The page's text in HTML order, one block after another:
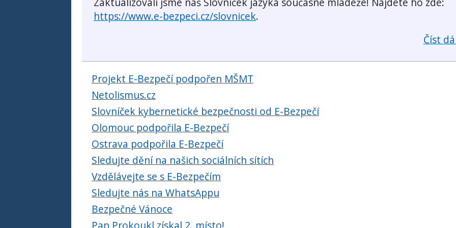
https://www.e-bezpeci.cz/slovnicek.
Číst
Projekt E-Bezpečí podpořen MŠMT
Netolismus.cz
Slovníček kybernetické bezpečnosti od E-Bezpečí
Olomouc podpořila E-Bezpečí
Ostrava podpořila E-Bezpečí
Sledujte dění na našich sociálních sítích
Vzdělávejte se s E-Bezpečím
Sledujte nás na WhatsAppu
Bezpečné Vánoce
Pan Prokoukl získal 2. místo!